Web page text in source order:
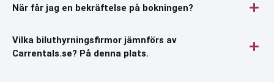
När får jag en bekräftelse på bokningen?
Vilka biluthyrningsfirmor jämnförs av
Carrentals.se? På denna plats.